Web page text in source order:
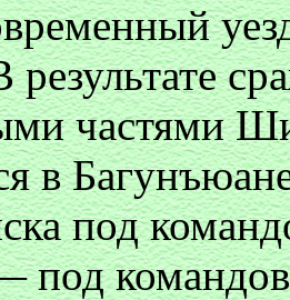
частями
в
под
под